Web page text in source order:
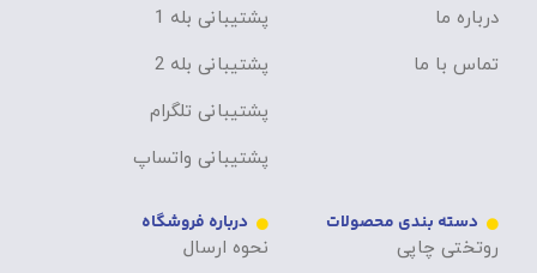
درباره ما
تماس با ما
پشتیبانی بله 1
پشتیبانی بله 2
پشتیبانی تلگرام
پشتیبانی واتساپ
دسته بندی محصولات
روتختی چاپی
درباره فروشگاه
نحوه ارسال